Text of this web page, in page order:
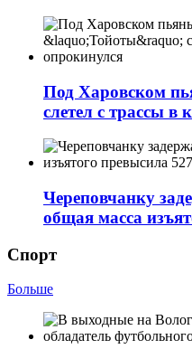
Под Харовском
слетел с трассы в
Череповчанку
общая масса
Спорт
Больше